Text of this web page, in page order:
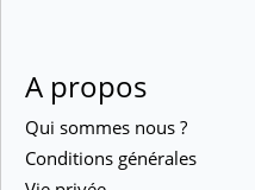
A propos
Qui sommes nous ?
Conditions générales